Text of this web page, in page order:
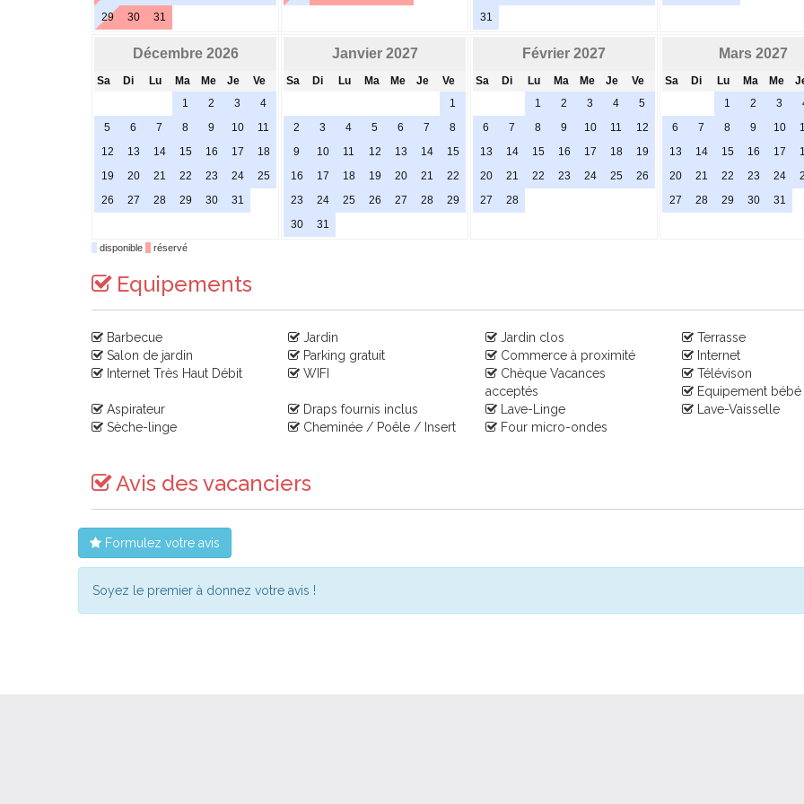
29
30 31
31
Décembre 2026
Sa Di Lu Ma Me Je
Ve
1
2 3
4
5
6 7 8 9 10
11
12
13 14 15 16 17
18
19
20 21 22 23 24
25
26
27 28 29 30 31
Janvier 2027
Sa Di Lu Ma Me Je
Ve
1
2
3 4 5 6 7
8
9
10 11 12 13 14
15
16
17 18 19 20 21
22
23
24 25 26 27 28
29
30
31
Février 2027
Sa Di Lu Ma Me Je
Ve
1
2 3 4
5
6
7 8 9 10 11
12
13
14 15 16 17 18
19
20
21 22 23 24 25
26
27
28
Mars 2027
Sa Di Lu Ma Me
1
2 3
6
7 8 9 10
13
14 15 16 17
20
21 22 23 24
27
28 29 30 31
disponible réservé
Equipements
Barbecue Jardin Jardin clos
Terrasse
Salon de jardin
Parking gratuit Commerce à proximité
Internet
Internet Très Haut Débit
WIFI
Chèque Vacances
acceptés
Télévison
Equipement bébé
Aspirateur
Draps fournis inclus Lave-Linge
Lave-Vaisselle
Sèche-linge
Cheminée / Poêle / Insert Four micro-ondes
Avis des vacanciers
Formulez votre avis
Soyez le premier à donnez votre avis !